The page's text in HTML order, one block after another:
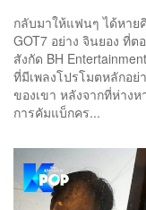
กลับมาให้แฟนๆ ได้หาย
GOT7 อย่าง จินยอง ที่
สังกัด BH
ที่มีเพลงโปรโมตหลักอย่
ของเขา หลังจากที่ห่าง
การคัมแบ็กคร...